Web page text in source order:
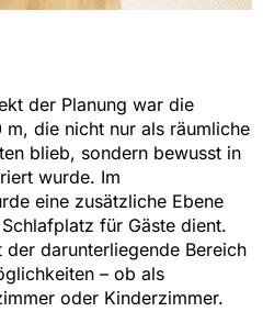
der Planung war die
m, die nicht nur als räumliche
blieb, sondern bewusst in
wurde. Im
eine zusätzliche Ebene
für Gäste dient.
darunterliegende Bereich
– ob als
oder Kinderzimmer.